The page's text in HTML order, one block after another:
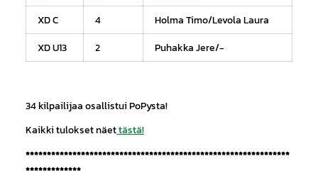
XD C
4
Holma Timo/Levola Laura
XD U13
2 Puhakka Jere/-
34 kilpailijaa osallistui PoPysta!
Kaikki tulokset näettästä!
**************************************************************